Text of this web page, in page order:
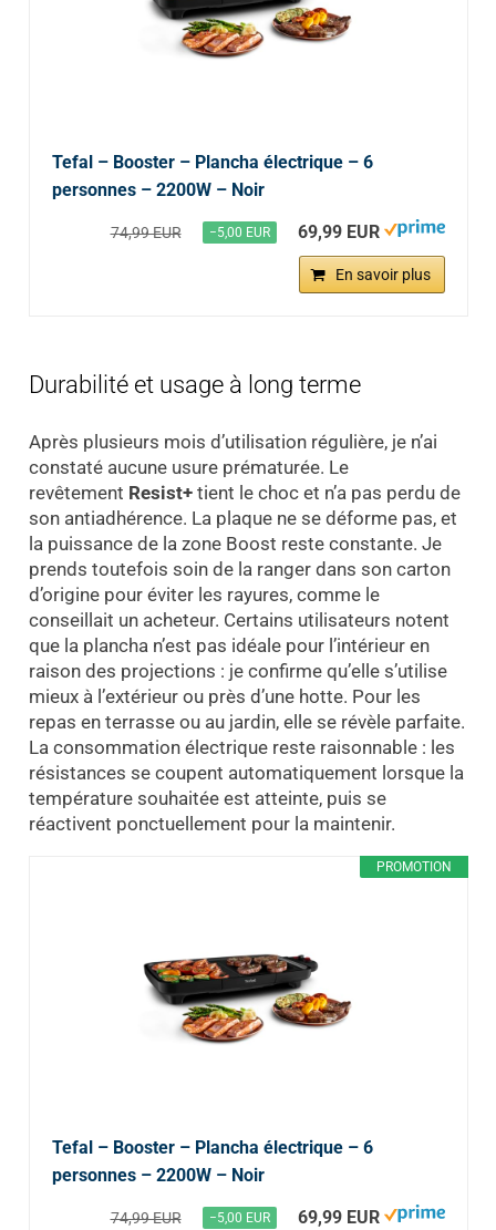
Tefal – Booster – Plancha électrique – 6
personnes – 2200W – Noir
74,99 EUR −5,00 EUR 69,99 EUR
En savoir plus
Durabilité et usage à long terme
Après plusieurs mois d’utilisation régulière, je n’ai
constaté aucune usure prématurée. Le
revêtement Resist+tient le choc et n’a pas perdu de
son antiadhérence. La plaque ne se déforme pas, et
la puissance de la zone Boost reste constante. Je
prends toutefois soin de la ranger dans son carton
d’origine pour éviter les rayures, comme le
conseillait un acheteur. Certains utilisateurs notent
que la plancha n’est pas idéale pour l’intérieur en
raison des projections : je confirme qu’elle s’utilise
mieux à l’extérieur ou près d’une hotte. Pour les
repas en terrasse ou au jardin, elle se révèle parfaite.
La consommation électrique reste raisonnable : les
résistances se coupent automatiquement lorsque la
température souhaitée est atteinte, puis se
réactivent ponctuellement pour la maintenir.
PROMOTION
Tefal – Booster – Plancha électrique – 6
personnes – 2200W – Noir
74,99 EUR −5,00 EUR 69,99 EUR